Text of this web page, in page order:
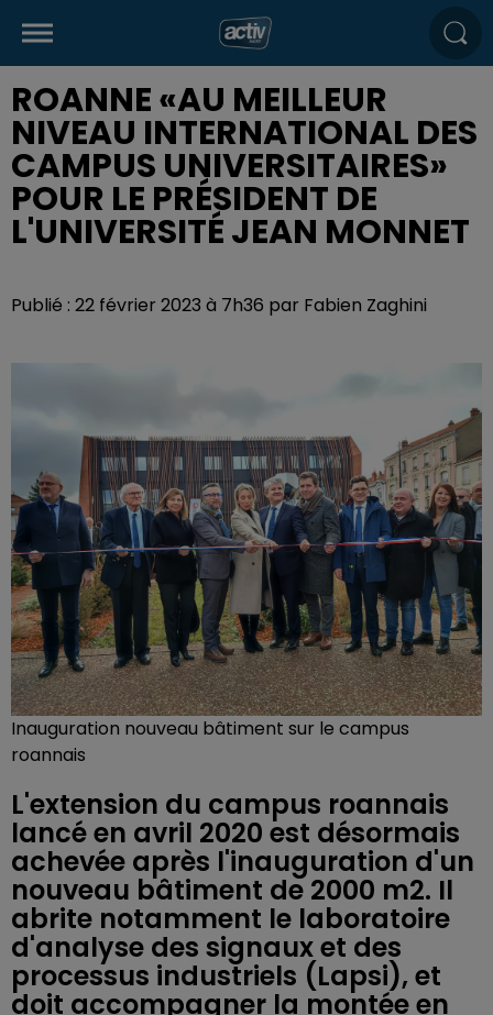
ROANNE «AU MEILLEUR
NIVEAU INTERNATIONAL DES
CAMPUS UNIVERSITAIRES»
POUR LE PRÉSIDENT DE
L'UNIVERSITÉ JEAN MONNET
Publié : 22 février 2023 à 7h36 par Fabien Zaghini
Inauguration nouveau bâtiment sur le campus
roannais
L'extension du campus roannais
lancé en avril 2020 est désormais
achevée après l'inauguration d'un
nouveau bâtiment de 2000 m2. Il
abrite notamment le laboratoire
d'analyse des signaux et des
processus industriels (Lapsi), et
doit accompagner la montée en